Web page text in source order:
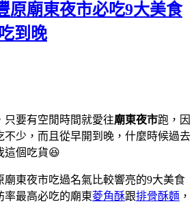
原廟東夜市必吃9大美食
到晚
只要有空閒時間就愛往廟東夜市跑，因
不少，而且從早開到晚，什麼時候過去
這個吃貨😆
廟東夜市吃過名氣比較響亮的9大美食
率最高必吃的廟東菱角酥跟排骨酥麵 ，